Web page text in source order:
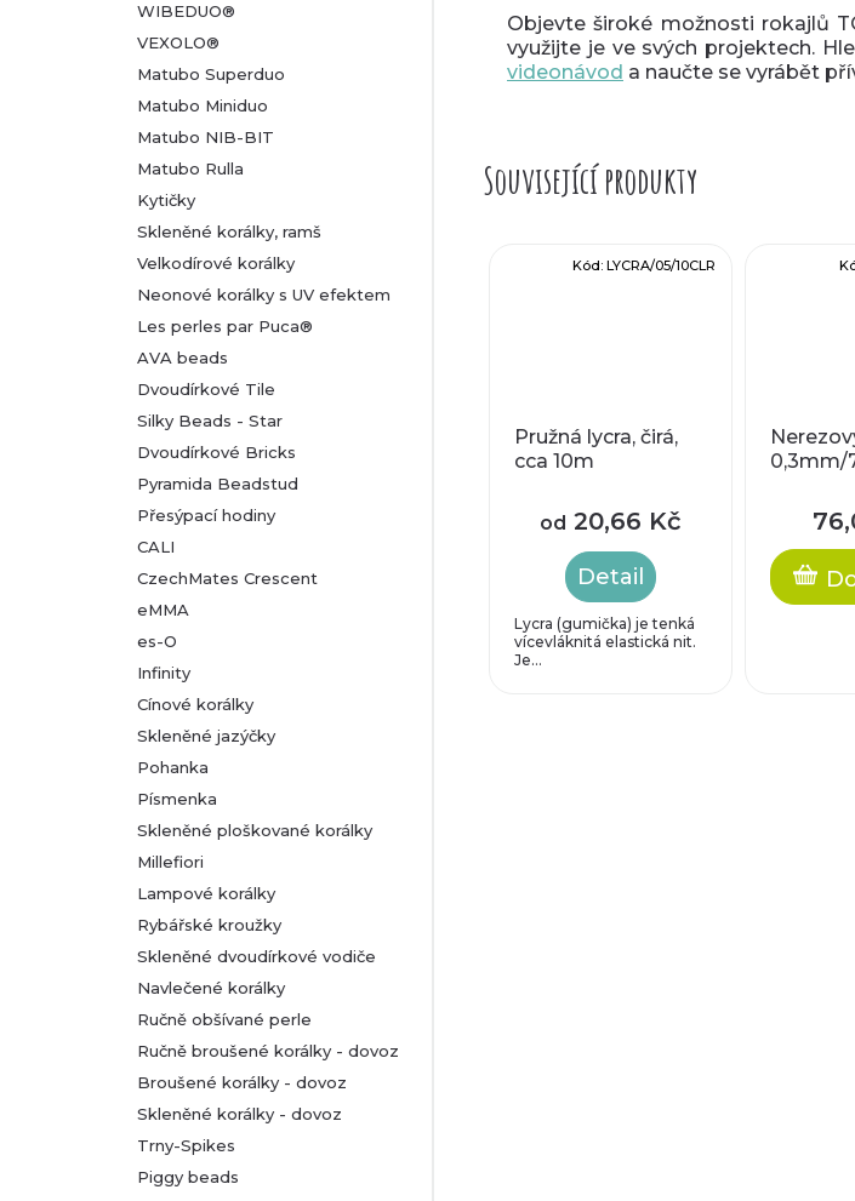
WIBEDUO®
VEXOLO®
Matubo Superduo
Matubo Miniduo
Matubo NIB-BIT
Matubo Rulla
Kytičky
Skleněné korálky, ramš
Velkodírové korálky
Neonové korálky s UV efektem
Les perles par Puca®
AVA beads
Dvoudírkové Tile
Silky Beads - Star
Dvoudírkové Bricks
Pyramida Beadstud
Přesýpací hodiny
CALI
CzechMates Crescent
eMMA
es-O
Infinity
Cínové korálky
Skleněné jazýčky
Pohanka
Písmenka
Skleněné ploškované korálky
Millefiori
Lampové korálky
Rybářské kroužky
Skleněné dvoudírkové vodiče
Navlečené korálky
Ručně obšívané perle
Ručně broušené korálky - dovoz
Broušené korálky - dovoz
Skleněné korálky - dovoz
Trny-Spikes
Piggy beads
Objevte široké možnosti rokajlů
využijte je ve svých projektech.
videonávod a naučte se vyrábět
Související produkty
Pružná lycra, čirá,
cca 10m
od 20,66 Kč
Detail
Lycra (gumička) je tenká
vícevláknitá elastická nit.
Je...
Kód: LYCRA/05/10CLR
0,3mm/